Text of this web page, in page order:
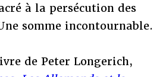
à la persécution des
somme incontournable.
de Peter Longerich,